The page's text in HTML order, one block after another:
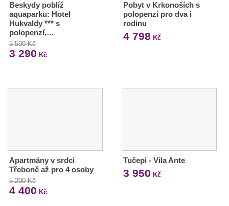
Beskydy poblíž
aquaparku: Hotel
Hukvaldy *** s
polopenzí,…
3 590 Kč
3 290 Kč
Pobyt v Krkonoších s
polopenzí pro dva i
rodinu
4 798 Kč
Apartmány v srdci
Třeboně až pro 4 osoby
5 200 Kč
4 400 Kč
Tučepi - Vila Ante
3 950 Kč